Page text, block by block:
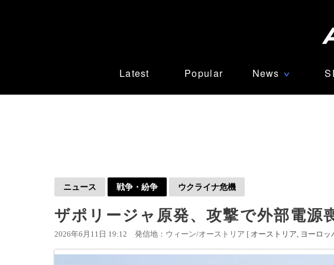
Latest Popular News ∨
ニュース 戦争・紛争 ウクライナ危機
ザポリージャ原発、攻撃で外部電源
2026年6月11日 19:12 発信地：ウィーン/オーストリア [ オーストリア ヨーロッ